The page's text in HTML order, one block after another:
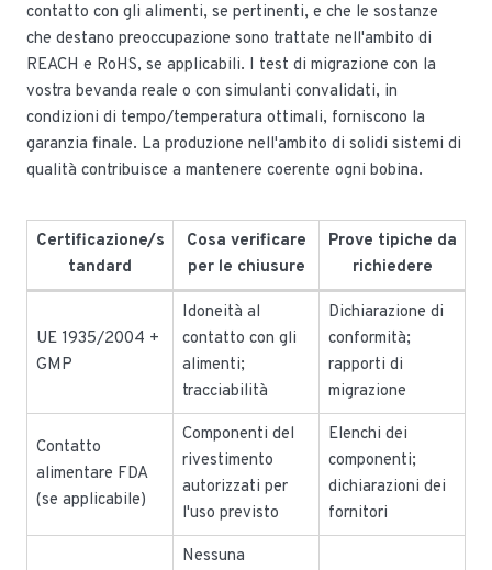
contatto con gli alimenti, se pertinenti, e che le sostanze
che destano preoccupazione sono trattate nell'ambito di
REACH e RoHS, se applicabili. I test di migrazione con la
vostra bevanda reale o con simulanti convalidati, in
condizioni di tempo/temperatura ottimali, forniscono la
garanzia finale. La produzione nell'ambito di solidi sistemi di
qualità contribuisce a mantenere coerente ogni bobina.
Certificazione/s
tandard
Cosa verificare
per le chiusure
Prove tipiche da
richiedere
UE 1935/2004 +
GMP
Idoneità al
contatto con gli
alimenti;
tracciabilità
Dichiarazione di
conformità;
rapporti di
migrazione
Contatto
alimentare FDA
(se applicabile)
Componenti del
rivestimento
autorizzati per
l'uso previsto
Elenchi dei
componenti;
dichiarazioni dei
fornitori
Nessuna